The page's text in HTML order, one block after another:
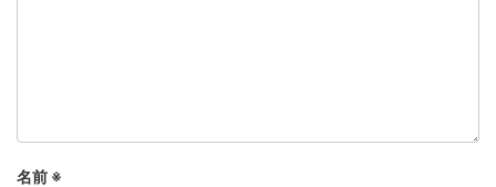
名前 ※